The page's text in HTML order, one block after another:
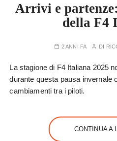
Arrivi e
della F4
2 ANNI FA DI
La stagione di F4 Italiana 2025
durante questa pausa invernale
cambiamenti tra i piloti.
CONTINUA A